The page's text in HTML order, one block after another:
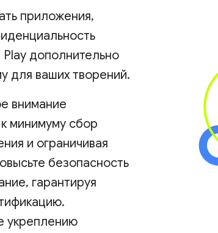
приложения,
дополнительно
для ваших творений.
внимание
минимуму сбор
и ограничивая
безопасность
гарантируя
укреплению